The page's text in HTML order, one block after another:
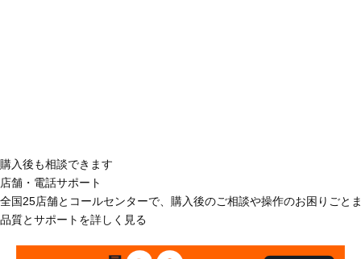
購入後も相談できます
店舗・電話サポート
全国25店舗とコールセンターで、購入後のご相談や操作のお困りごと
品質とサポートを詳しく見る